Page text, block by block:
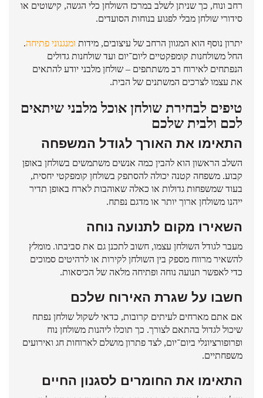
רחב ונוח, כך שניתן לשלב במרכז השולחן כלי הגשה, קישוטים או
סידורי שולחן מבלי לפגוע בנוחות הסועדים.
יתרון נוסף הוא המגוון הרחב של עיצובים, מידות ומנגנוני פתיחה.
החל משולחנות קומפקטיים ליום־יום ועד שולחנות גדולים
הנפתחים לאירוח רב משתתפים – שולחן מלבני יודע להתאים
את עצמו לצרכים המשתנים של הבית.
טיפים לבחירת שולחן אוכל מלבני שיתאים
לכם ולבית שלכם
התאימו את האורך לגודל המשפחה
השלב הראשון הוא להבין כמה אנשים משתמשים בשולחן באופן
קבוע. משפחה קטנה יכולה להסתפק בשולחן קומפקטי יחסית,
בעוד שמשפחות גדולות או כאלה שאוהבות לארח באופן תדיר
ייהנו משולחן ארוך יותר או מדגם נפתח.
השאירו מקום לתנועה נוחה
מעבר לגודל השולחן עצמו, חשוב לתכנן גם את סביבתו. מומלץ
להשאיר מרווח מספק בין השולחן לקירות או לרהיטים סמוכים
כדי לאפשר תנועה נוחה ופתיחה מלאה של הכיסאות.
חשבו על שגרת האירוח שלכם
אם אתם מארחים לעיתים קרובות, כדאי לשקול שולחן נפתח
שיכול לגדול בהתאם לצורך. כך תוכלו ליהנות משולחן נוח
ופרופורציונלי ביום־יום, לצד פתרון מושלם לארוחות חג ואירועים
משפחתיים.
התאימו את החומרים לסגנון החיים